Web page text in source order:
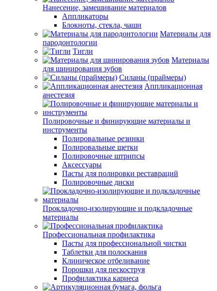
Нанесение, замешивание материалов
Аппликаторы
Блокноты, стекла, чаши
Материалы для
пародонтологии
Тигли
Материалы
для шинирования зубов
Силаны (праймеры)
Аппликационная
анестезия
Полировочные и финирующие материалы и
инструменты
Полировальные резинки
Полировальные щетки
Полировочные штрипсы
Аксессуары
Пасты для полировки реставраций
Полировочные диски
Прокладочно-изолирующие и подкладочные
материалы
Профессиональная профилактика
Пасты для профессиональной чистки
Таблетки для полоскания
Клиническое отбеливание
Порошки для пескоструя
Профилактика кариеса